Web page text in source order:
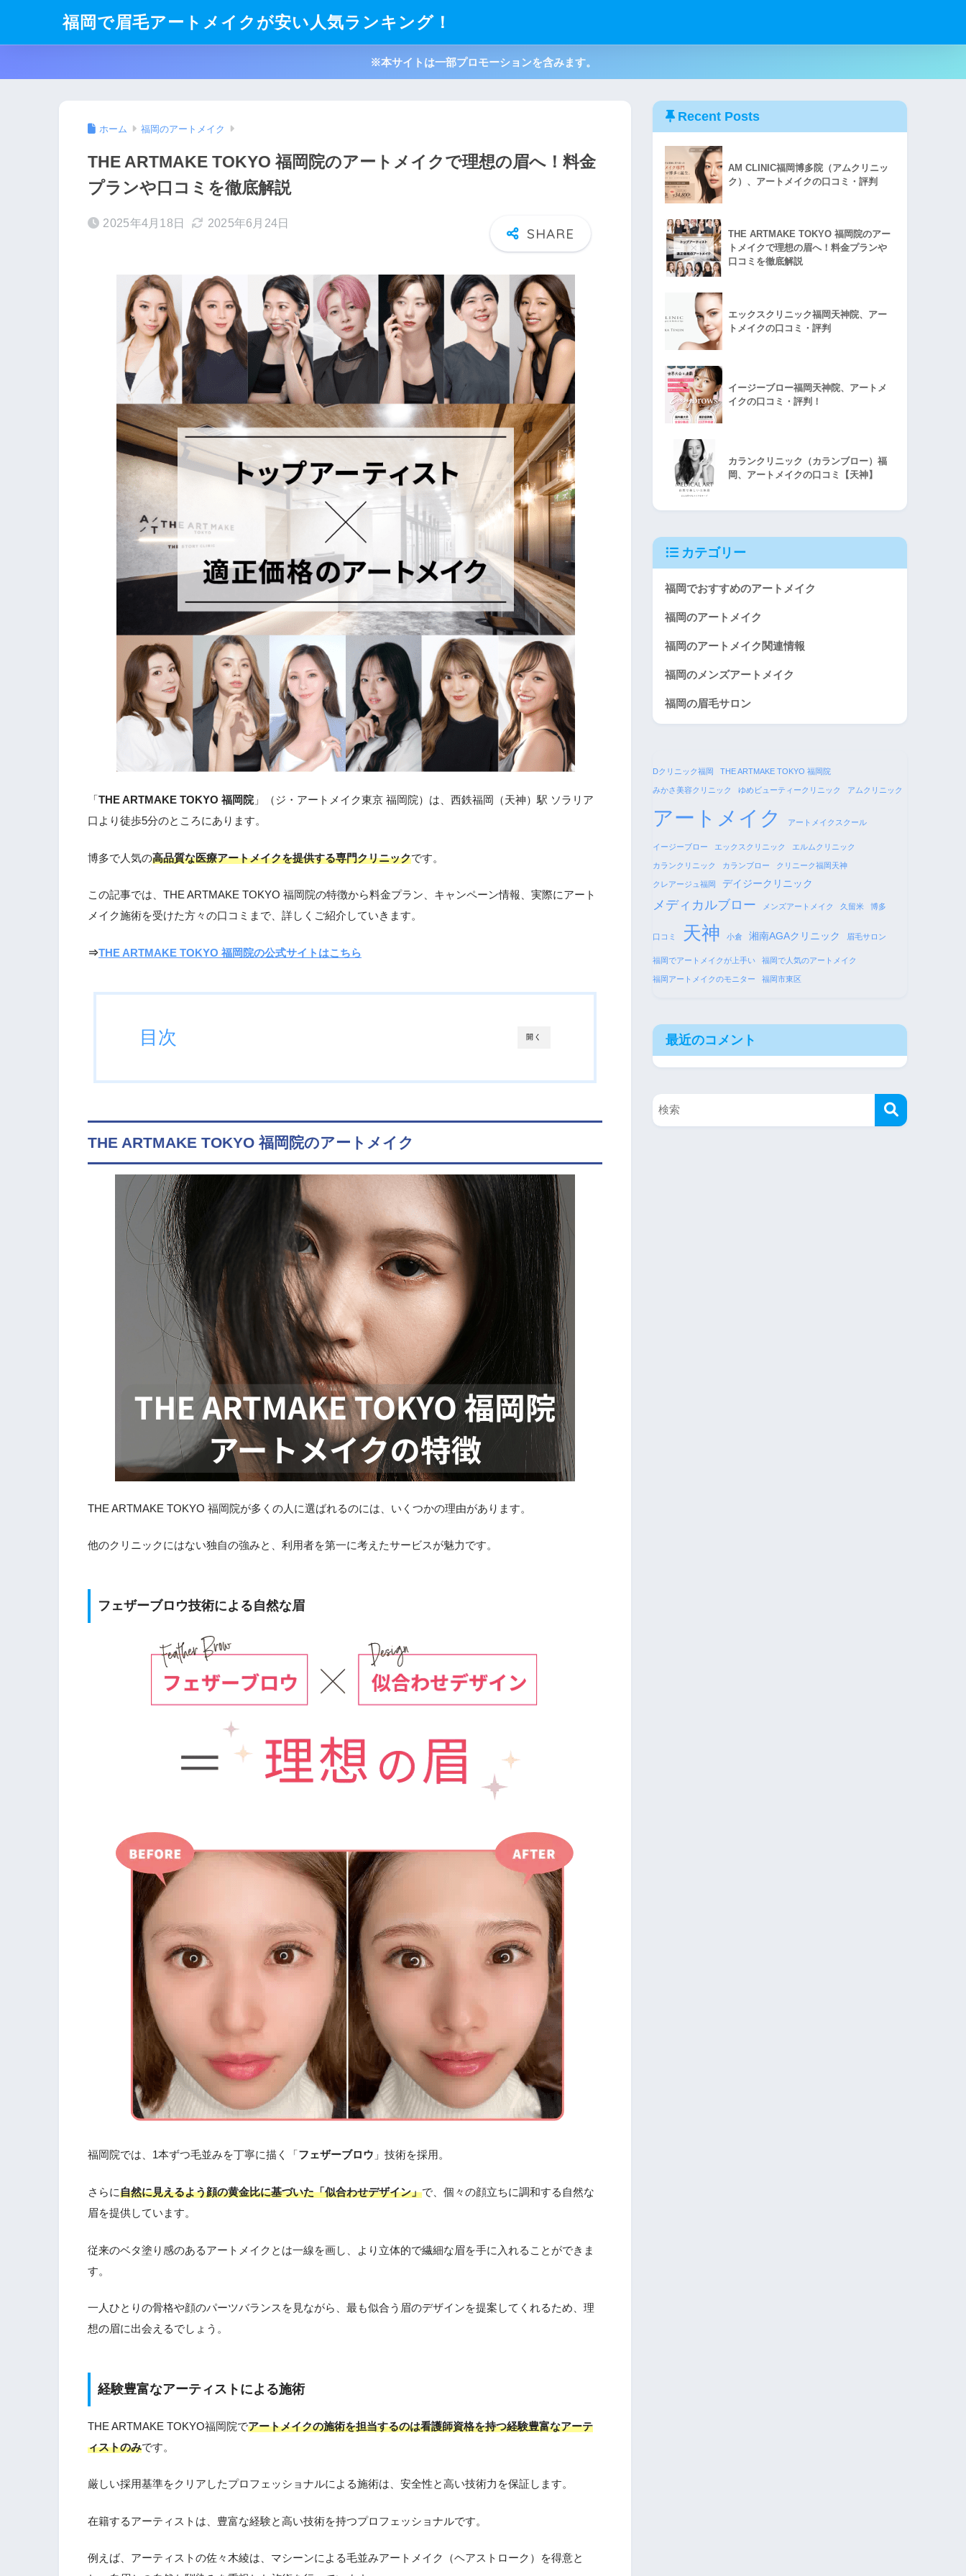
福岡で眉毛アートメイクが安い人気ランキング！
※本サイトは一部プロモーションを含みます。
ホーム 福岡のアートメイク
THE ARTMAKE TOKYO 福岡院のアートメイクで理想の眉へ！料金
プランや口コミを徹底解説
2025年4月18日 2025年6月24日
「THE ARTMAKE TOKYO 福岡院」（ジ・アートメイク東京 福岡院）は、西鉄福岡（天神）駅 ソラリア
口より徒歩5分のところにあります。
博多で人気の高品質な医療アートメイクを提供する専門クリニックです。
この記事では、THE ARTMAKE TOKYO 福岡院の特徴から料金プラン、キャンペーン情報、実際にアート
メイク施術を受けた方々の口コミまで、詳しくご紹介していきます。
⇒THE ARTMAKE TOKYO 福岡院の公式サイトはこちら
開く
目次
THE ARTMAKE TOKYO 福岡院のアートメイク
THE ARTMAKE TOKYO 福岡院が多くの人に選ばれるのには、いくつかの理由があります。
他のクリニックにはない独自の強みと、利用者を第一に考えたサービスが魅力です。
フェザーブロウ技術による自然な眉
福岡院では、1本ずつ毛並みを丁寧に描く「フェザーブロウ 」技術を採用。
さらに自然に見えるよう顔の黄金比に基づいた「似合わせデザイン」で、個々の顔立ちに調和する自然な
眉を提供しています。
従来のベタ塗り感のあるアートメイクとは一線を画し、より立体的で繊細な眉を手に入れることができま
す。
一人ひとりの骨格や顔のパーツバランスを見ながら、最も似合う眉のデザインを提案してくれるため、理
想の眉に出会えるでしょう。
経験豊富なアーティストによる施術
THE ARTMAKE TOKYO福岡院でアートメイクの施術を担当するのは看護師資格を持つ経験豊富なアーテ
ィストのみです。
厳しい採用基準をクリアしたプロフェッショナルによる施術は、安全性と高い技術力を保証します。
在籍するアーティストは、豊富な経験と高い技術を持つプロフェッショナルです。
例えば、アーティストの佐々木綾は、マシーンによる毛並みアートメイク（ヘアストローク）を得意と
Recent Posts
AM CLINIC福岡博多院（アムクリニッ
ク）、アートメイクの口コミ・評判
THE ARTMAKE TOKYO 福岡院のアー
トメイクで理想の眉へ！料金プランや
口コミを徹底解説
エックスクリニック福岡天神院、アー
トメイクの口コミ・評判
イージーブロー福岡天神院、アートメ
イクの口コミ・評判！
カランクリニック（カランブロー）福
岡、アートメイクの口コミ【天神】
カテゴリー
福岡でおすすめのアートメイク
福岡のアートメイク
福岡のアートメイク関連情報
福岡のメンズアートメイク
福岡の眉毛サロン
Dクリニック福岡 THE ARTMAKE TOKYO 福岡院
みかさ美容クリニック ゆめビューティークリニック アムクリニック
アートメイク アートメイクスクール
イージーブロー エックスクリニック エルムクリニック
カランクリニック カランブロー クリニーク福岡天神
クレアージュ福岡 デイジークリニック
メディカルブロー メンズアートメイク 久留米 博多
口コミ 天神 小倉 湘南AGAクリニック 眉毛サロン
福岡でアートメイクが上手い 福岡で人気のアートメイク
福岡アートメイクのモニター 福岡市東区
最近のコメント